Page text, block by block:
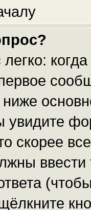
ниже
увидите
скорее